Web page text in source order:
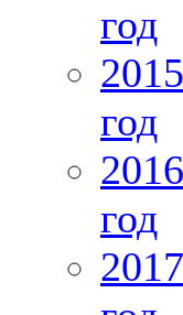
год
год
год